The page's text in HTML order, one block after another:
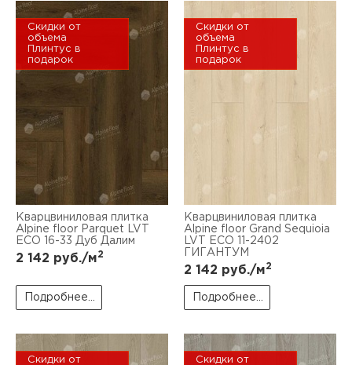
Скидки от
объема
Плинтус в
подарок
Кварцвиниловая плитка
Alpine floor Parquet LVT
ECO 16-33 Дуб Далим
2 142 руб./м2
Подробнее...
Скидки от
объема
Плинтус в
подарок
Кварцвиниловая плитка
Alpine floor Grand Sequioia
LVT ECO 11-2402
ГИГАНТУМ
2 142 руб./м2
Подробнее...
Скидки от
Скидки от